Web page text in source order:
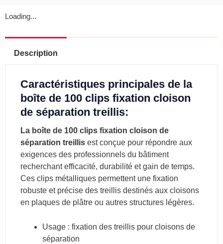
Loading...
Description
Caractéristiques principales de la
boîte de 100 clips fixation cloison
de séparation treillis:
La boîte de 100 clips fixation cloison de
séparation treillis est conçue pour répondre aux
exigences des professionnels du bâtiment
recherchant efficacité, durabilité et gain de temps.
Ces clips métalliques permettent une fixation
robuste et précise des treillis destinés aux cloisons
en plaques de plâtre ou autres structures légères.
Usage : fixation des treillis pour cloisons de
séparation